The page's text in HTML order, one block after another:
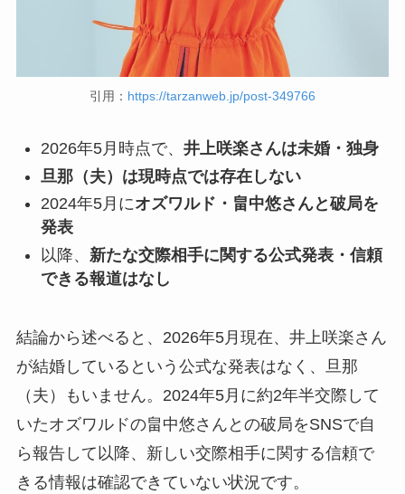
引用： https://tarzanweb.jp/post-349766
2026年5月時点で、 井上咲楽さんは未婚・独身
旦那（夫）は現時点では存在しない
2024年5月にオズワルド・畠中悠さんと破局を
発表
以降、 新たな交際相手に関する公式発表・信頼
できる報道はなし
結論から述べると、2026年5月現在、井上咲楽さん
が結婚しているという公式な発表はなく、旦那
（夫）もいません。2024年5月に約2年半交際して
いたオズワルドの畠中悠さんとの破局をSNSで自
ら報告して以降、新しい交際相手に関する信頼で
きる情報は確認できていない状況です。